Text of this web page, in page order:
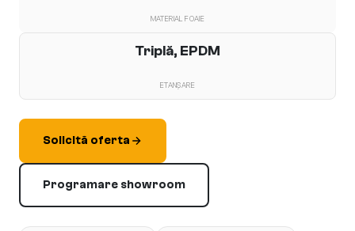
MATERIAL FOAIE
Triplă, EPDM
ETANȘARE
Solicită oferta
Programare showroom